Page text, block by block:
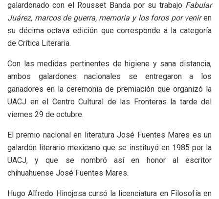
galardonado con el Rousset Banda por su trabajo Fabular
Juárez, marcos de guerra, memoria y los foros por veniren
su décima octava edición que corresponde a la categoría
de Crítica Literaria.
Con las medidas pertinentes de higiene y sana distancia,
ambos galardones nacionales se entregaron a los
ganadores en la ceremonia de premiación que organizó la
UACJ en el Centro Cultural de las Fronteras la tarde del
viernes 29 de octubre.
El premio nacional en literatura José Fuentes Mares es un
galardón literario mexicano que se instituyó en 1985 por la
UACJ, y que se nombró así en honor al escritor
chihuahuense José Fuentes Mares.
Hugo Alfredo Hinojosa cursó la licenciatura en Filosofía en